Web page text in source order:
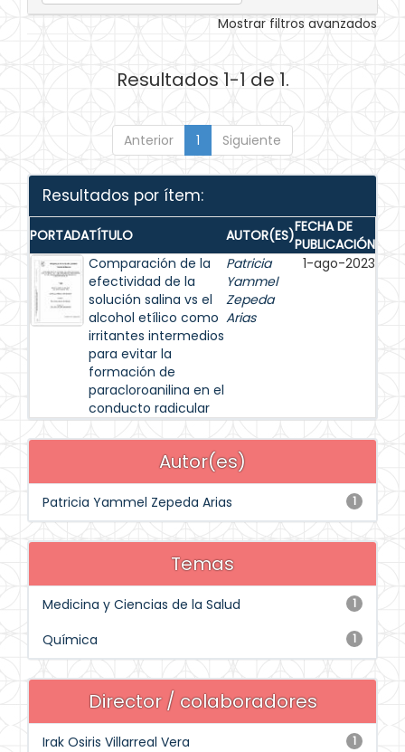
Mostrar filtros avanzados
Resultados 1-1 de 1.
Anterior 1 Siguiente
Resultados por ítem:
PORTADATÍTULO AUTOR(ES)FECHA DE
PUBLICACIÓN
Comparación de la
efectividad de la
solución salina vs el
alcohol etílico como
irritantes intermedios
para evitar la
formación de
paracloroanilina en el
conducto radicular
Patricia
Yammel
Zepeda
Arias
1-ago-2023
Autor(es)
1
Patricia Yammel Zepeda Arias
Temas
1
Medicina y Ciencias de la Salud
1
Química
Director / colaboradores
1
Irak Osiris Villarreal Vera